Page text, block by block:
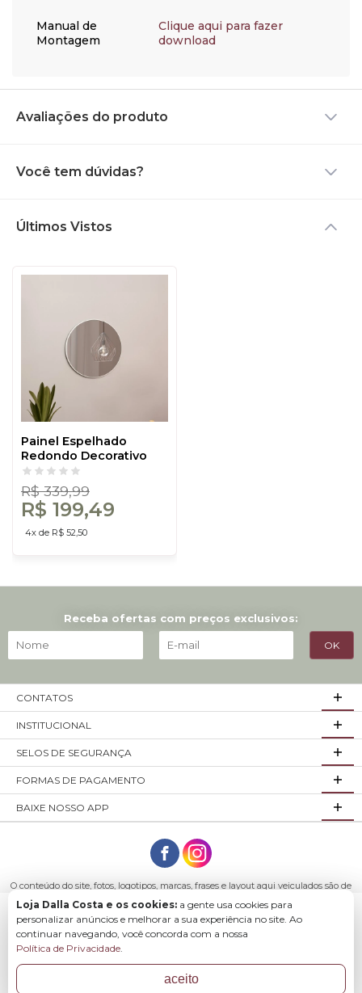
COMPRAR
Manual de
Montagem
Clique aqui para fazer
download
Avaliações do produto
Você tem dúvidas?
Últimos Vistos
Painel Espelhado
Redondo Decorativo
Basic Es11 Off White -
Dalla Costa
R$ 339,99
R$ 199,49
4x de R$ 52,50
Receba ofertas com preços exclusivos:
CONTATOS
INSTITUCIONAL
SELOS DE SEGURANÇA
FORMAS DE PAGAMENTO
BAIXE NOSSO APP
O conteúdo do site, fotos, logotipos, marcas, frases e layout aqui veiculados são de
propriedade exclusiva da empresa Loja Dalla Costa ou de seus parceiros.
Todos os direitos reservados. Móveis Dalla Costa LTDA - CNPJ: 03.029.980/0001-43
Endereço: R. Arlindo Franklin Barbosa, 3250 - São Roque Bento Gonçalves - RS,
95708-200
Loja Dalla Costa e os cookies: a gente usa cookies para
personalizar anúncios e melhorar a sua experiência no site. Ao
continuar navegando, você concorda com a nossa
Política de Privacidade.
aceito
Baixe o app para comprar com mais facilidade e
rapidez.